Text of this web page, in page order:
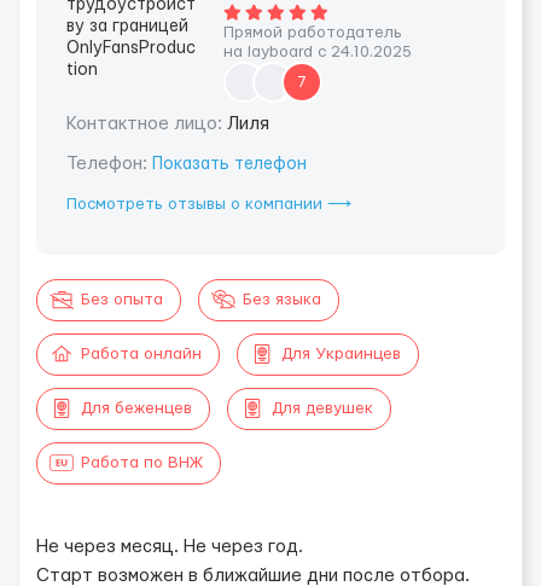
Прямой работодатель
на layboard с 24.10.2025
7
Контактное лицо: Лиля
Телефон: Показать телефон
Посмотреть отзывы о компании ⟶
Без опыта Без языка
Работа онлайн Для Украинцев
Для беженцев Для девушек
Работа по ВНЖ
Не через месяц. Не через год.
Старт возможен в ближайшие дни после отбора.